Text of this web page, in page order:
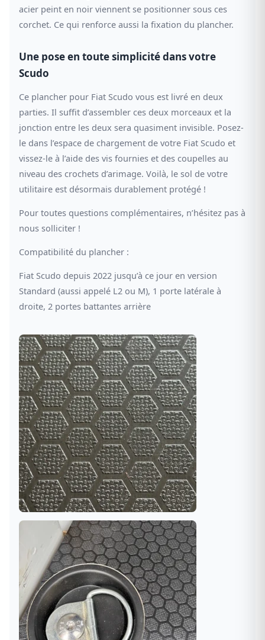
acier peint en noir viennent se positionner sous ces
corchet. Ce qui renforce aussi la fixation du plancher.
Une pose en toute simplicité dans votre
Scudo
Ce plancher pour Fiat Scudo vous est livré en deux
parties. Il suffit d’assembler ces deux morceaux et la
jonction entre les deux sera quasiment invisible. Posez-
le dans l’espace de chargement de votre Fiat Scudo et
vissez-le à l’aide des vis fournies et des coupelles au
niveau des crochets d’arimage. Voilà, le sol de votre
utilitaire est désormais durablement protégé !
Pour toutes questions complémentaires, n’hésitez pas à
nous solliciter !
Compatibilité du plancher :
Fiat Scudo depuis 2022 jusqu’à ce jour en version
Standard (aussi appelé L2 ou M), 1 porte latérale à
droite, 2 portes battantes arrière